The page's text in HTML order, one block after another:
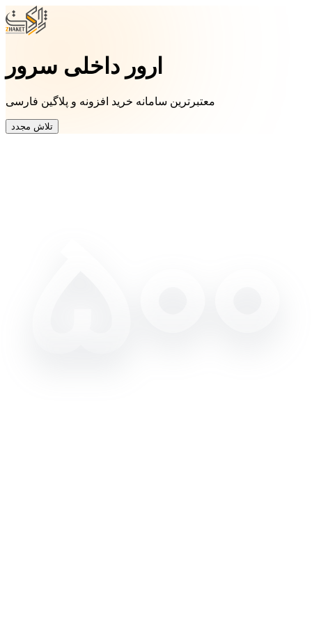
ارور داخلی سرور
معتبرترین سامانه خرید افزونه و پلاگین فارسی
تلاش مجدد